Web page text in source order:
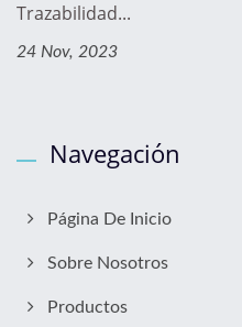
Trazabilidad...
24 Nov, 2023
Navegación
Página De Inicio
Sobre Nosotros
Productos